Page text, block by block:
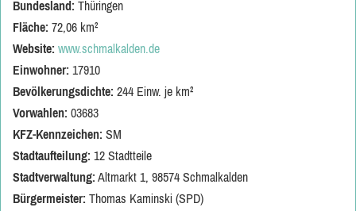
Bundesland: Thüringen
Fläche: 72,06 km²
Website: www.schmalkalden.de
Einwohner: 17910
Bevölkerungsdichte: 244 Einw. je km²
Vorwahlen: 03683
KFZ-Kennzeichen: SM
Stadtaufteilung: 12 Stadtteile
Stadtverwaltung: Altmarkt 1, 98574 Schmalkalden
Bürgermeister: Thomas Kaminski (SPD)